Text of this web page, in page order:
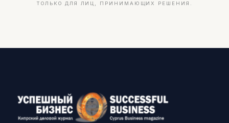
ТОЛЬКО ДЛЯ ЛИЦ, ПРИНИМАЮЩИХ РЕШЕНИЯ.